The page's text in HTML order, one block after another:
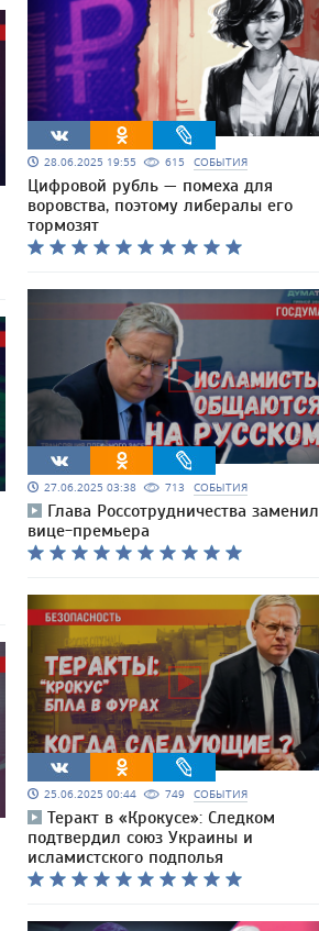
28.06.2025 19:55 615 СОБЫТИЯ
Цифровой рубль — помеха для
воровства, поэтому либералы его
тормозят
27.06.2025 03:38 713 СОБЫТИЯ
Глава Россотрудничества заменил
вице-премьера
25.06.2025 00:44 749 СОБЫТИЯ
Теракт в «Крокусе»: Следком
подтвердил союз Украины и
исламистского подполья